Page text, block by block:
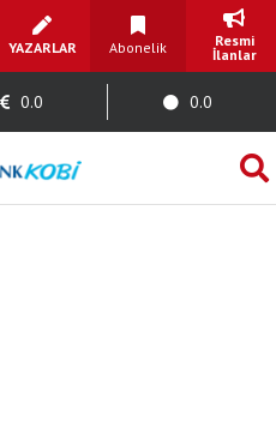
YAZARLAR Abonelik
Resmi
İlanlar
0.0 0.0